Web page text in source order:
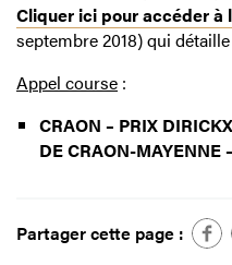
Cliquer ici pour accéder à
septembre 2018) qui
Appel course :
CRAON – PRIX
DE CRAON-MAYENNE
Partager cette page :